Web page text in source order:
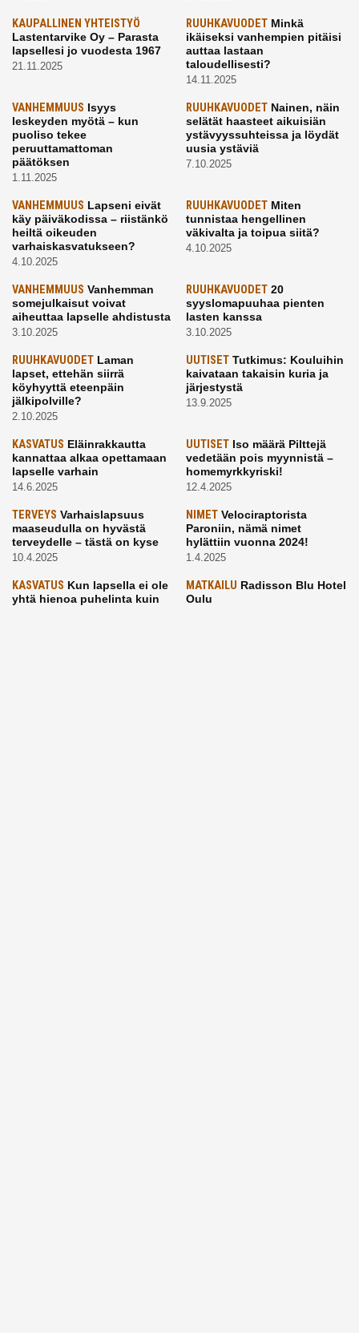
KAUPALLINEN YHTEISTYÖ
Lastentarvike Oy – Parasta
lapsellesi jo vuodesta 1967
21.11.2025
RUUHKAVUODETMinkä
ikäiseksi vanhempien pitäisi
auttaa lastaan
taloudellisesti?
14.11.2025
VANHEMMUUS Isyys
leskeyden myötä – kun
puoliso tekee
peruuttamattoman
päätöksen
1.11.2025
RUUHKAVUODETNainen, näin
selätät haasteet aikuisiän
ystävyyssuhteissa ja löydät
uusia ystäviä
7.10.2025
VANHEMMUUS Lapseni eivät
käy päiväkodissa – riistänkö
heiltä oikeuden
varhaiskasvatukseen?
4.10.2025
RUUHKAVUODETMiten
tunnistaa hengellinen
väkivalta ja toipua siitä?
4.10.2025
VANHEMMUUS Vanhemman
somejulkaisut voivat
aiheuttaa lapselle ahdistusta
3.10.2025
RUUHKAVUODET20
syyslomapuuhaa pienten
lasten kanssa
3.10.2025
RUUHKAVUODET Laman
lapset, ettehän siirrä
köyhyyttä eteenpäin
jälkipolville?
2.10.2025
UUTISETTutkimus: Kouluihin
kaivataan takaisin kuria ja
järjestystä
13.9.2025
KASVATUS Eläinrakkautta
kannattaa alkaa opettamaan
lapselle varhain
14.6.2025
UUTISETIso määrä Pilttejä
vedetään pois myynnistä –
homemyrkkyriski!
12.4.2025
TERVEYS Varhaislapsuus
maaseudulla on hyvästä
terveydelle – tästä on kyse
10.4.2025
NIMETVelociraptorista
Paroniin, nämä nimet
hylättiin vuonna 2024!
1.4.2025
KASVATUS Kun lapsella ei ole
yhtä hienoa puhelinta kuin
MATKAILU Radisson Blu Hotel
Oulu